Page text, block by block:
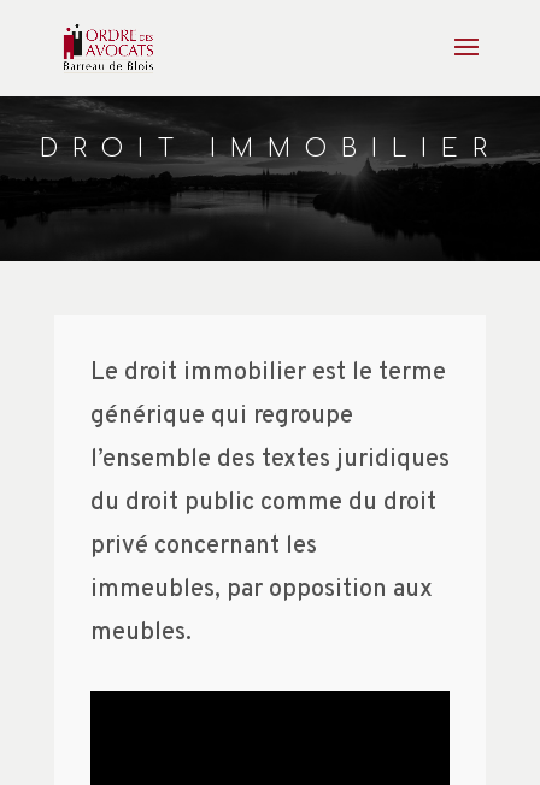
DROIT IMMOBILIER
Le droit immobilier est le terme
générique qui regroupe
l’ensemble des textes juridiques
du droit public comme du droit
privé concernant les
immeubles, par opposition aux
meubles.